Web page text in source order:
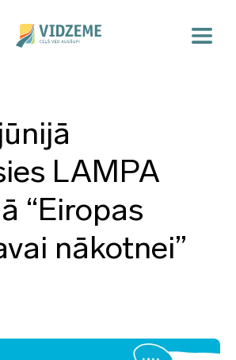
LAMPA
“Eiropas
nākotnei”